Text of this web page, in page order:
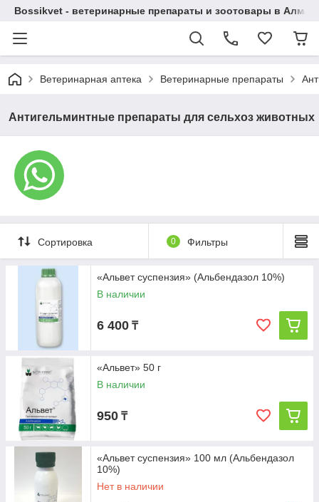
Bossikvet - ветеринарные препараты и зоотовары в
Ветеринарная аптека Ветеринарные препараты
Антигельминтные препараты для сельхоз животных
Сортировка 0 Фильтры
«Альвет суспензия» (Альбендазол 10%)
В наличии
6 400 ₸
«Альвет» 50 г
В наличии
950 ₸
«Альвет суспензия» 100 мл (Альбендазол
10%)
Нет в наличии